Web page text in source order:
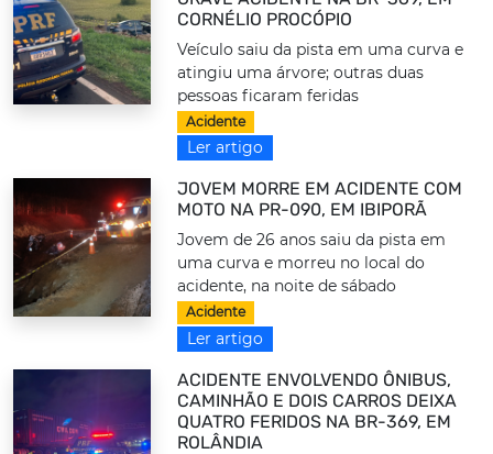
CORNÉLIO PROCÓPIO
Veículo saiu da pista em uma curva e
atingiu uma árvore; outras duas
pessoas ficaram feridas
Acidente
Ler artigo
JOVEM MORRE EM ACIDENTE COM
MOTO NA PR-090, EM IBIPORÃ
Jovem de 26 anos saiu da pista em
uma curva e morreu no local do
acidente, na noite de sábado
Acidente
Ler artigo
ACIDENTE ENVOLVENDO ÔNIBUS,
CAMINHÃO E DOIS CARROS DEIXA
QUATRO FERIDOS NA BR-369, EM
ROLÂNDIA